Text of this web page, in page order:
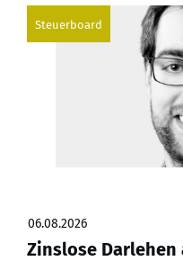
Steuerboard
06.08.2026
Zinslose Darlehen